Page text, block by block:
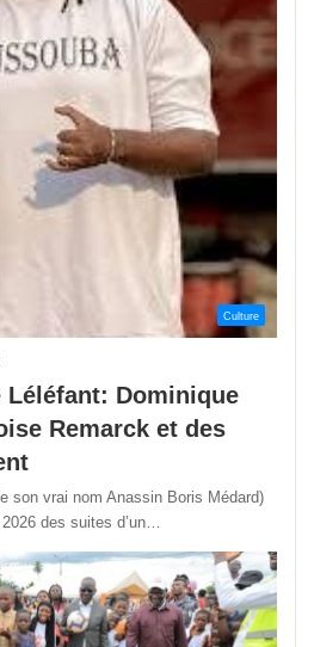
Culture
Léléfant: Dominique
Remarck et des
son vrai nom Anassin Boris Médard)
des suites d’un…